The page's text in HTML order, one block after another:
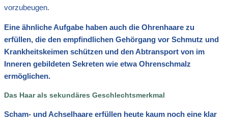
vorzubeugen.
Eine ähnliche Aufgabe haben auch die Ohrenhaare zu
erfüllen, die den empfindlichen Gehörgang vor Schmutz und
Krankheitskeimen schützen und den Abtransport von im
Inneren gebildeten Sekreten wie etwa Ohrenschmalz
ermöglichen.
Das Haar als sekundäres Geschlechtsmerkmal
Scham- und Achselhaare erfüllen heute kaum noch eine klar